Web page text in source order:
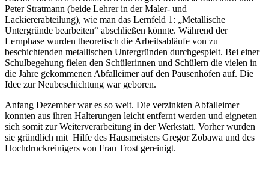
Peter Stratmann (beide Lehrer in der Maler- und
Lackiererabteilung), wie man das Lernfeld 1: „Metallische
Untergründe bearbeiten“ abschließen könnte. Während der
Lernphase wurden theoretisch die Arbeitsabläufe von zu
beschichtenden metallischen Untergründen durchgespielt. Bei einer
Schulbegehung fielen den Schülerinnen und Schülern die vielen in
die Jahre gekommenen Abfalleimer auf den Pausenhöfen auf. Die
Idee zur Neubeschichtung war geboren.
Anfang Dezember war es so weit. Die verzinkten Abfalleimer
konnten aus ihren Halterungen leicht entfernt werden und eigneten
sich somit zur Weiterverarbeitung in der Werkstatt. Vorher wurden
sie gründlich mit Hilfe des Hausmeisters Gregor Zobawa und des
Hochdruckreinigers von Frau Trost gereinigt.